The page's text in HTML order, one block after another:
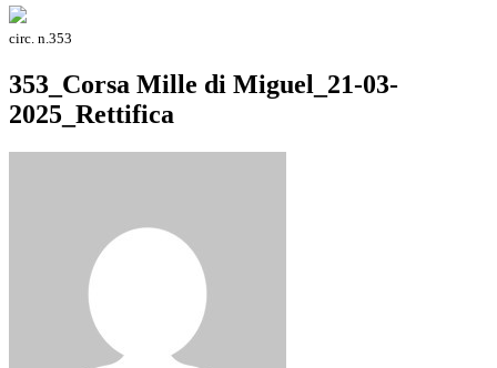
circ. n.353
353_Corsa Mille di Miguel_21-03-
2025_Rettifica